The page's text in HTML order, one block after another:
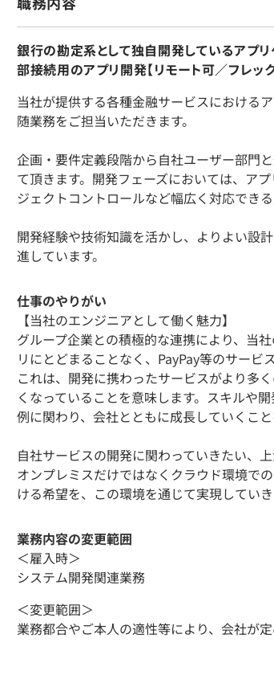
銀行の勘定系として独自開発しているアプ
部接続用のアプリ開発【リモート可／フレック
当社が提供する各種金融サービスにおける
随業務をご担当いただきます。
企画・要件定義段階から自社ユーザー部門
て頂きます。開発フェーズにおいては、ア
ジェクトコントロールなど幅広く対応できる
開発経験や技術知識を活かし、よりよい設
進しています。
仕事のやりがい
【当社のエンジニアとして働く魅力】
グループ企業との積極的な連携により、当
リにとどまることなく、PayPay等のサービ
これは、開発に携わったサービスがより多
くなっていることを意味します。スキルや
例に関わり、会社とともに成長していくこ
自社サービスの開発に関わっていきたい、
オンプレミスだけではなくクラウド環境で
ける希望を、この環境を通じて実現していき
業務内容の変更範囲
＜雇入時＞
システム開発関連業務
＜変更範囲＞
業務都合やご本人の適性等により、会社が